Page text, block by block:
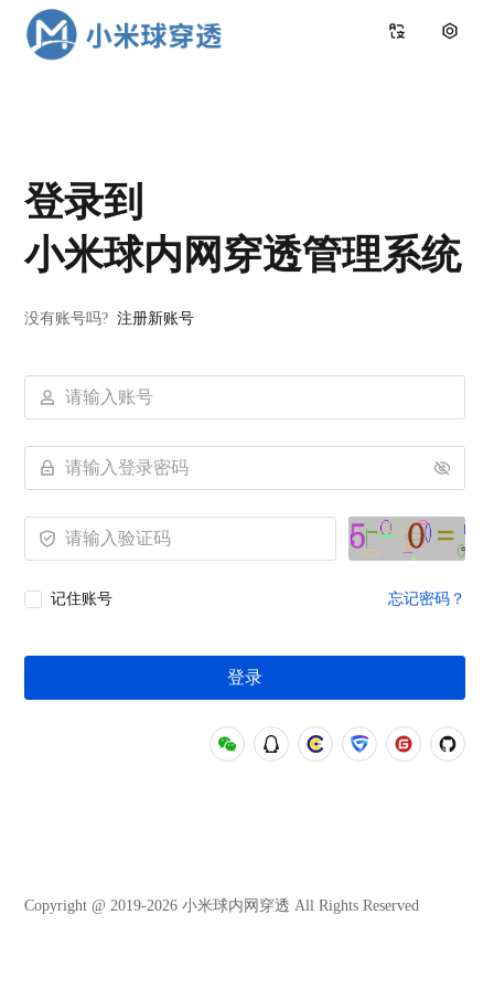
登录到
小米球内网穿透管理系统
没有账号吗? 注册新账号
记住账号 忘记密码？
登录
Copyright @ 2019-2026 小米球内网穿透 All Rights Reserved